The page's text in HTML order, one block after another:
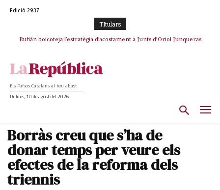
Edició 2937
TItulars
Rufián boicoteja l’estratègia d’acostament a Junts d’Oriol Junqueras
Els Països Catalans al teu abast
Dilluns, 10 de agost del 2026
Borràs creu que s’ha de
donar temps per veure els
efectes de la reforma dels
triennis